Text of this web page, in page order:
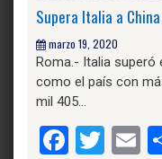
Supera Italia a
marzo 19, 2020
Roma.- Italia superó
como el país con
mil 405…